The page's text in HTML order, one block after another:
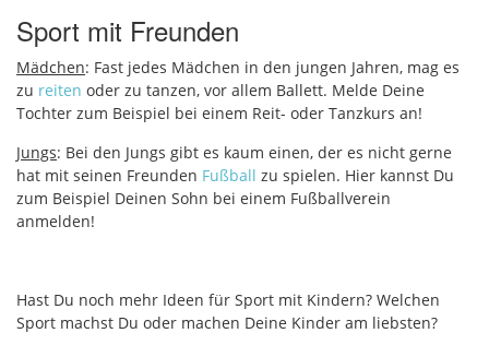
Sport mit Freunden
Mädchen: Fast jedes Mädchen in den jungen Jahren, mag es
zu reiten oder zu tanzen, vor allem Ballett. Melde Deine
Tochter zum Beispiel bei einem Reit- oder Tanzkurs an!
Jungs: Bei den Jungs gibt es kaum einen, der es nicht gerne
hat mit seinen Freunden Fußball zu spielen. Hier kannst Du
zum Beispiel Deinen Sohn bei einem Fußballverein
anmelden!
Hast Du noch mehr Ideen für Sport mit Kindern? Welchen
Sport machst Du oder machen Deine Kinder am liebsten?